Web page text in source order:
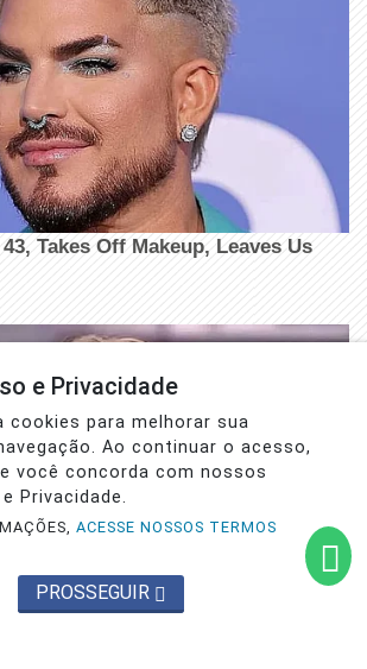
e Privacidade
cookies para melhorar sua
Ao continuar o acesso,
você concorda com nossos
Privacidade.
ACESSE NOSSOS TERMOS
PROSSEGUIR